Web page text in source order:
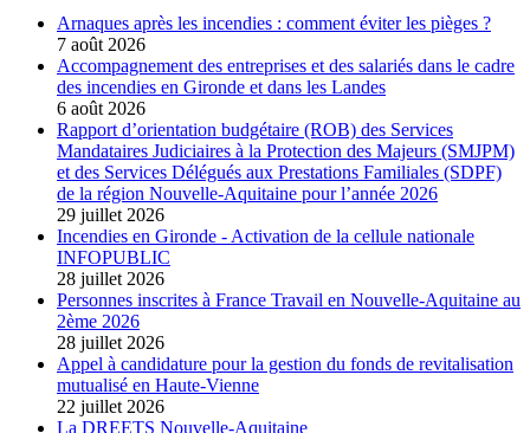
Arnaques après les incendies : comment éviter les pièges ?
7 août 2026
Accompagnement des entreprises et des salariés dans le cadre
des incendies en Gironde et dans les Landes
6 août 2026
Rapport d’orientation budgétaire (ROB) des Services
Mandataires Judiciaires à la Protection des Majeurs (SMJPM)
et des Services Délégués aux Prestations Familiales (SDPF)
de la région Nouvelle-Aquitaine pour l’année 2026
29 juillet 2026
Incendies en Gironde - Activation de la cellule nationale
INFOPUBLIC
28 juillet 2026
Personnes inscrites à France Travail en Nouvelle-Aquitaine au
2ème 2026
28 juillet 2026
Appel à candidature pour la gestion du fonds de revitalisation
mutualisé en Haute-Vienne
22 juillet 2026
La DREETS Nouvelle-Aquitaine